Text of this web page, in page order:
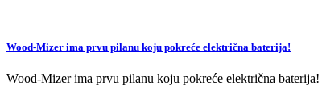
Wood-Mizer ima prvu pilanu koju pokreće električna baterija!
Wood-Mizer ima prvu pilanu koju pokreće električna